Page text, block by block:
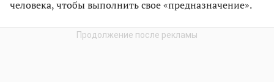
человека, чтобы выполнить свое «предназначение».